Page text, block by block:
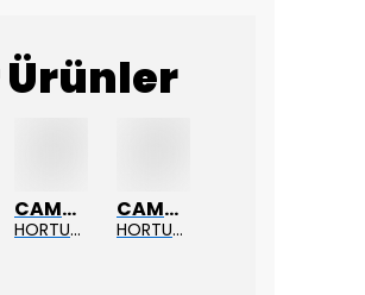
Ürünler
CAMGEN
HORTUM BAĞLANTI BORUSU Y TİPİ BOROSİLİKAT 10_11
CAMGEN
HORTUM BAĞLANTI BORUSU Y TİPİ BOROSİLİKAT 8 _9